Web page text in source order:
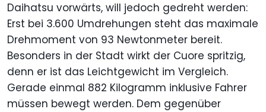
Daihatsu vorwärts, will jedoch gedreht werden:
Erst bei 3.600 Umdrehungen steht das maximale
Drehmoment von 93 Newtonmeter bereit.
Besonders in der Stadt wirkt der Cuore spritzig,
denn er ist das Leichtgewicht im Vergleich.
Gerade einmal 882 Kilogramm inklusive Fahrer
müssen bewegt werden. Dem gegenüber